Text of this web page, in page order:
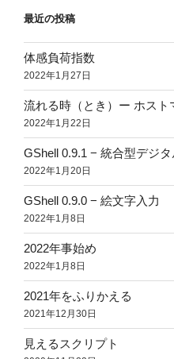
最近の投稿
体感負荷指数
2022年1月27日
流れる時（とき）ー ホスト
2022年1月22日
GShell 0.9.1 − 統合型デジ
2022年1月20日
GShell 0.9.0 − 絵文字入力
2022年1月8日
2022年事始め
2022年1月8日
2021年をふりかえる
2021年12月30日
見えるスクリプト